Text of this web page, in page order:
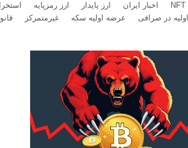
NFT اخبار ایران ارز پایدار ارز رمزپایه
در صرافی
عرضه اولیه سکه غیرمتمرکز